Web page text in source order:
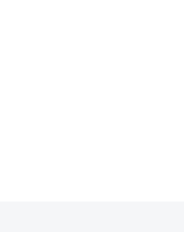
sestra Dolphin